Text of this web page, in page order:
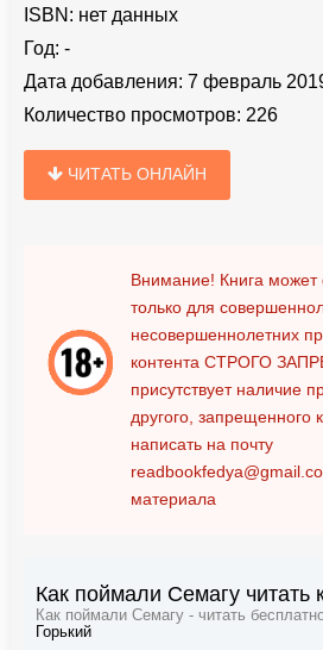
ISBN: нет данных
Год: -
Дата добавления: 7 февраль
Количество просмотров: 226
ЧИТАТЬ ОНЛАЙН
Внимание! Книга может
только для
несовершеннолетних
контента СТРОГО
присутствует наличие
другого, запрещенного
написать на почту
материала
Как поймали Семагу читать
Как поймали Семагу - читать
Горький